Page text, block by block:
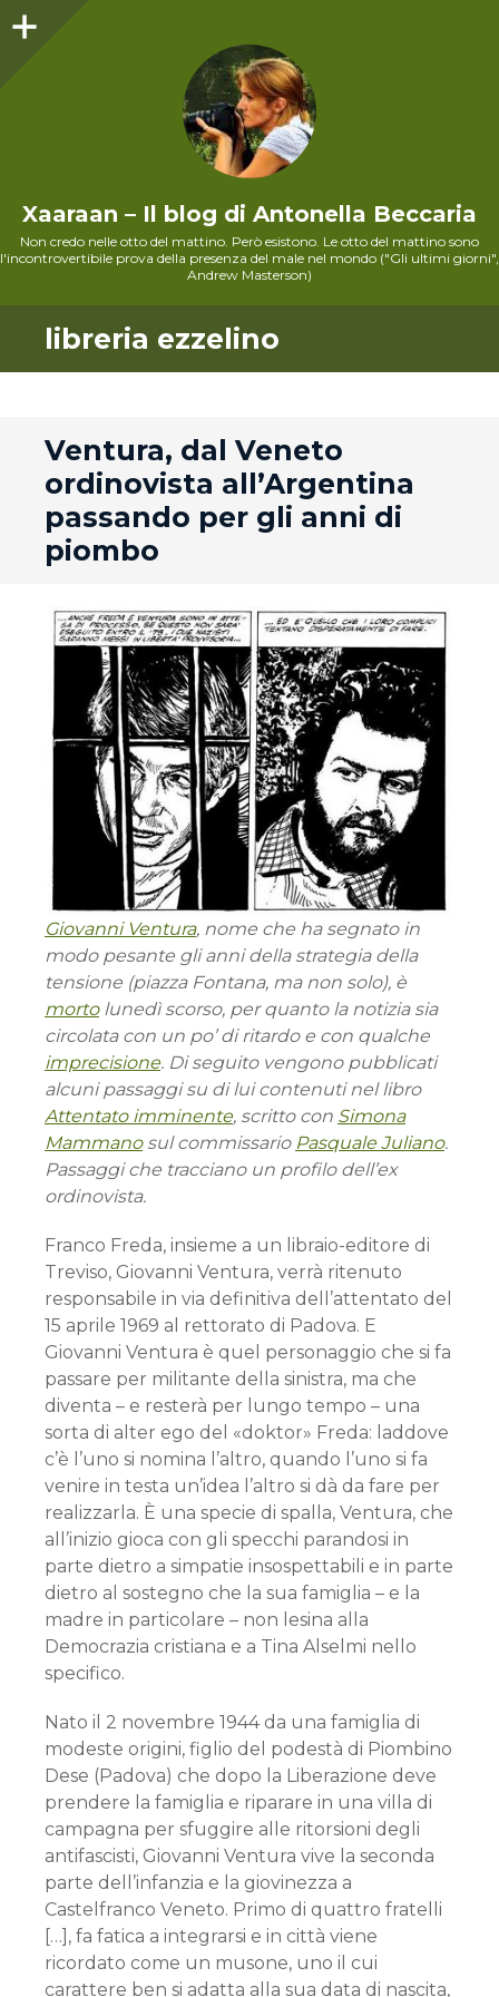
Xaaraan – Il blog di Antonella Beccaria
Non credo nelle otto del mattino. Però esistono. Le otto del mattino sono
l'incontrovertibile prova della presenza del male nel mondo ("Gli ultimi giorni",
Andrew Masterson)
libreria ezzelino
Ventura, dal Veneto
ordinovista all’Argentina
passando per gli anni di
piombo
Giovanni Ventura, nome che ha segnato in
modo pesante gli anni della strategia della
tensione (piazza Fontana, ma non solo), è
mortolunedì scorso, per quanto la notizia sia
circolata con un po’ di ritardo e con qualche
imprecisione. Di seguito vengono pubblicati
alcuni passaggi su di lui contenuti nel libro
Attentato imminente, scritto con Simona
Mammanosul commissario Pasquale Juliano.
Passaggi che tracciano un profilo dell’ex
ordinovista.
Franco Freda, insieme a un libraio-editore di
Treviso, Giovanni Ventura, verrà ritenuto
responsabile in via definitiva dell’attentato del
15 aprile 1969 al rettorato di Padova. E
Giovanni Ventura è quel personaggio che si fa
passare per militante della sinistra, ma che
diventa – e resterà per lungo tempo – una
sorta di alter ego del «doktor» Freda: laddove
c’è l’uno si nomina l’altro, quando l’uno si fa
venire in testa un’idea l’altro si dà da fare per
realizzarla. È una specie di spalla, Ventura, che
all’inizio gioca con gli specchi parandosi in
parte dietro a simpatie insospettabili e in parte
dietro al sostegno che la sua famiglia – e la
madre in particolare – non lesina alla
Democrazia cristiana e a Tina Alselmi nello
specifico.
Nato il 2 novembre 1944 da una famiglia di
modeste origini, figlio del podestà di Piombino
Dese (Padova) che dopo la Liberazione deve
prendere la famiglia e riparare in una villa di
campagna per sfuggire alle ritorsioni degli
antifascisti, Giovanni Ventura vive la seconda
parte dell’infanzia e la giovinezza a
Castelfranco Veneto. Primo di quattro fratelli
[…], fa fatica a integrarsi e in città viene
ricordato come un musone, uno il cui
carattere ben si adatta alla sua data di nascita,